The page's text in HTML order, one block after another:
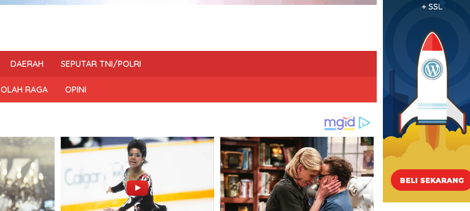
DAERAH SEPUTAR TNI/POLRI
OLAH RAGA OPINI